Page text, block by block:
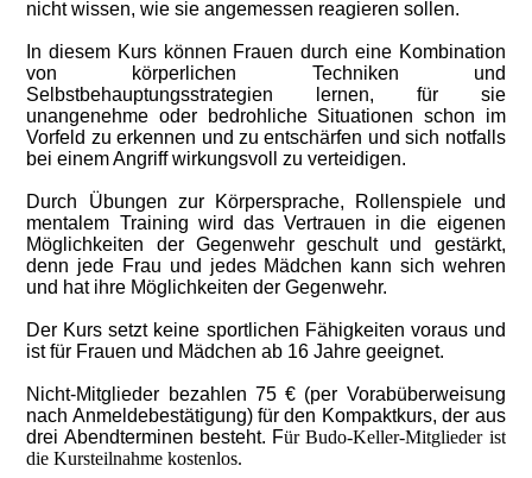
nicht wissen, wie sie angemessen reagieren sollen.
In diesem Kurs können Frauen durch eine Kombination
von körperlichen Techniken und
Selbstbehauptungsstrategien lernen, für sie
unangenehme oder bedrohliche Situationen schon im
Vorfeld zu erkennen und zu entschärfen und sich notfalls
bei einem Angriff wirkungsvoll zu verteidigen.
Durch Übungen zur Körpersprache, Rollenspiele und
mentalem Training wird das Vertrauen in die eigenen
Möglichkeiten der Gegenwehr geschult und gestärkt,
denn jede Frau und jedes Mädchen kann sich wehren
und hat ihre Möglichkeiten der Gegenwehr.
Der Kurs setzt keine sportlichen Fähigkeiten voraus und
ist für Frauen und Mädchen ab 16 Jahre geeignet.
Nicht-Mitglieder bezahlen 75 € (per Vorabüberweisung
nach Anmeldebestätigung) für den Kompaktkurs, der aus
drei Abendterminen besteht. Für Budo-Keller-Mitglieder ist
die Kursteilnahme kostenlos.